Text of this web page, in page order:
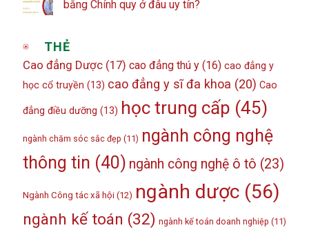
bằng Chính quy ở đâu uy tín?
THẺ
Cao đẳng Dược(17) cao đẳng thú y(16) cao đẳng y
học cổ truyền (13) cao đẳng y sĩ đa khoa (20) Cao
đẳng điều dưỡng (13) học trung cấp (45)
ngành chăm sóc sắc đẹp (11) ngành công nghệ
thông tin (40) ngành công nghệ ô tô (23)
Ngành Công tác xã hội(12) ngành dược(56)
ngành kế toán (32) ngành kế toán doanh nghiệp (11)